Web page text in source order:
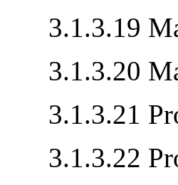
3.1.3.19
3.1.3.20
3.1.3.21
3.1.3.22